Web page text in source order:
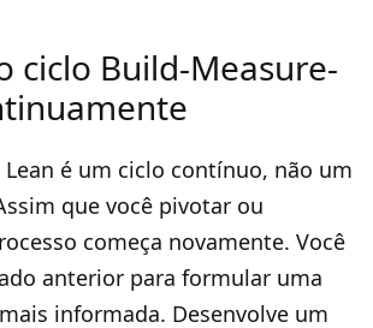
ciclo Build-Measure-
é um ciclo contínuo, não um
que você pivotar ou
começa novamente. Você
anterior para formular uma
informada. Desenvolve um